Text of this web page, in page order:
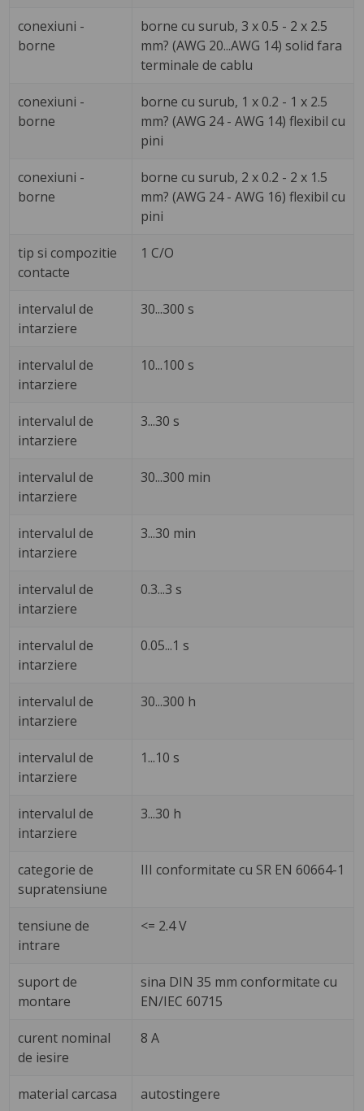
conexiuni -
borne
borne cu surub, 3 x 0.5 - 2 x 2.5
mm? (AWG 20...AWG 14) solid fara
terminale de cablu
conexiuni -
borne
borne cu surub, 1 x 0.2 - 1 x 2.5
mm? (AWG 24 - AWG 14) flexibil cu
pini
conexiuni -
borne
borne cu surub, 2 x 0.2 - 2 x 1.5
mm? (AWG 24 - AWG 16) flexibil cu
pini
tip si compozitie
contacte
1 C/O
intervalul de
intarziere
30...300 s
intervalul de
intarziere
10...100 s
intervalul de
intarziere
3...30 s
intervalul de
intarziere
30...300 min
intervalul de
intarziere
3...30 min
intervalul de
intarziere
0.3...3 s
intervalul de
intarziere
0.05...1 s
intervalul de
intarziere
30...300 h
intervalul de
intarziere
1...10 s
intervalul de
intarziere
3...30 h
categorie de
supratensiune
III conformitate cu SR EN 60664-1
tensiune de
intrare
<= 2.4 V
suport de
montare
sina DIN 35 mm conformitate cu
EN/IEC 60715
curent nominal
de iesire
8 A
material carcasa autostingere